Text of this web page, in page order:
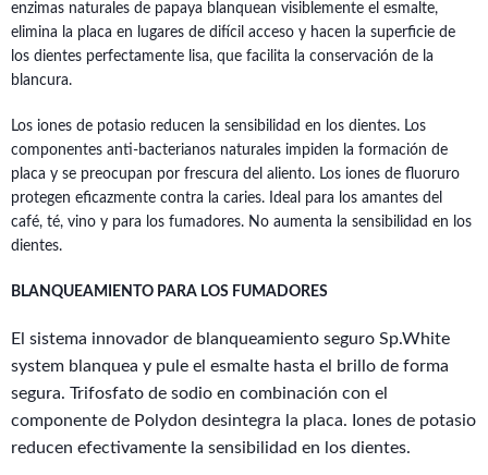
enzimas naturales de papaya blanquean visiblemente el esmalte,
elimina la placa en lugares de difícil acceso y hacen la superficie de
los dientes perfectamente lisa, que facilita la conservación de la
blancura.
Los iones de potasio reducen la sensibilidad en los dientes. Los
componentes anti-bacterianos naturales impiden la formación de
placa y se preocupan por frescura del aliento. Los iones de fluoruro
protegen eficazmente contra la caries. Ideal para los amantes del
café, té, vino y para los fumadores. No aumenta la sensibilidad en los
dientes.
BLANQUEAMIENTO PARA LOS FUMADORES
El sistema innovador de blanqueamiento seguro Sp.White
system blanquea y pule el esmalte hasta el brillo de forma
segura. Trifosfato de sodio en combinación con el
componente de Polydon desintegra la placa. Iones de potasio
reducen efectivamente la sensibilidad en los dientes.